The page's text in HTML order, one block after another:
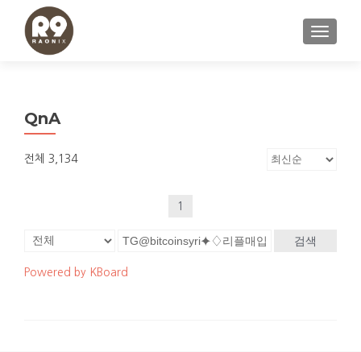
내비게
QnA
전체 3,134
1
검색
Powered by KBoard